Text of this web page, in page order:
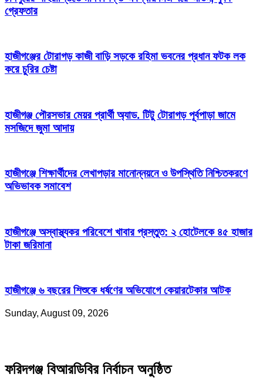
গ্রেফতার
হাজীগঞ্জের টোরাগড় কাজী বাড়ি সড়কে রহিমা ভবনের প্রধান ফটক লক
করে চুরির চেষ্টা
হাজীগঞ্জ পৌরসভার মেয়র প্রার্থী অ্যাড. টিটু টোরাগড় পূর্বপাড়া জামে
মসজিদে জুমা আদায়
হাজীগঞ্জে শিক্ষার্থীদের লেখাপড়ার মানোন্নয়নে ও উপস্থিতি নিশ্চিতকরণে
অভিভাবক সমাবেশ
হাজীগঞ্জে অস্বাস্থ্যকর পরিবেশে খাবার প্রস্তুত: ২ হোটেলকে ৪৫ হাজার
টাকা জরিমানা
হাজীগঞ্জে ৬ বছরের শিশুকে ধর্ষণের অভিযোগে কেয়ারটেকার আটক
Sunday, August 09, 2026
ফরিদগঞ্জ বিআরডিবির নির্বাচন অনুষ্ঠিত